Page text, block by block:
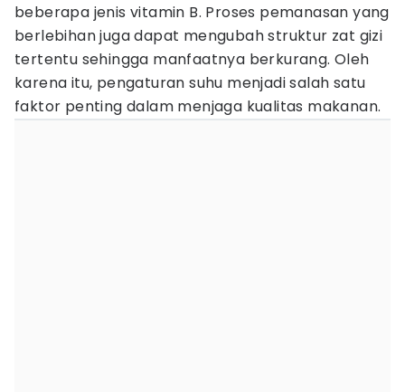
beberapa jenis vitamin B. Proses pemanasan yang
berlebihan juga dapat mengubah struktur zat gizi
tertentu sehingga manfaatnya berkurang. Oleh
karena itu, pengaturan suhu menjadi salah satu
faktor penting dalam menjaga kualitas makanan.